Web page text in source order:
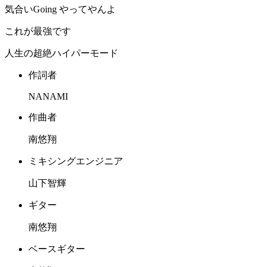
気合いGoing やってやんよ
これが最強です
人生の超絶ハイパーモード
作詞者
NANAMI
作曲者
南悠翔
ミキシングエンジニア
山下智輝
ギター
南悠翔
ベースギター